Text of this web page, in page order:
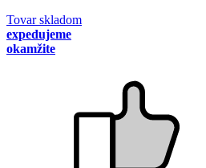
Tovar skladom
expedujeme
okamžite